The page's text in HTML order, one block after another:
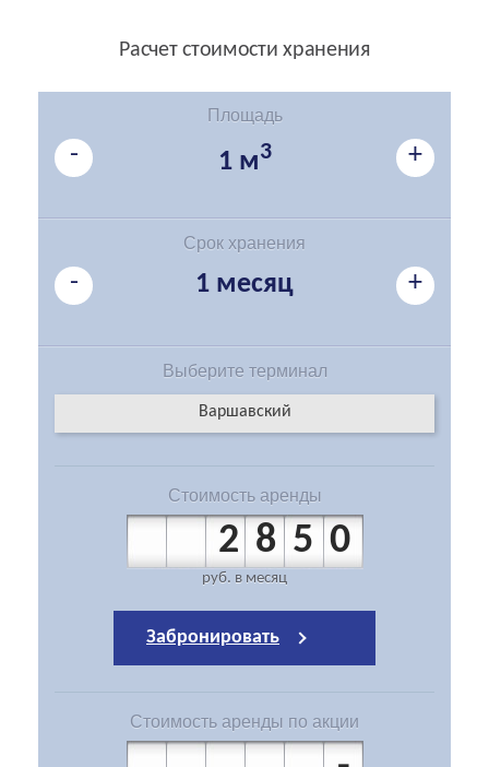
Расчет стоимости хранения
Площадь
- 1 м3 +
Срок хранения
- 1 месяц +
Выберите терминал
Варшавский
Стоимость аренды
2850
руб. в месяц
Забронировать
Стоимость аренды по акции